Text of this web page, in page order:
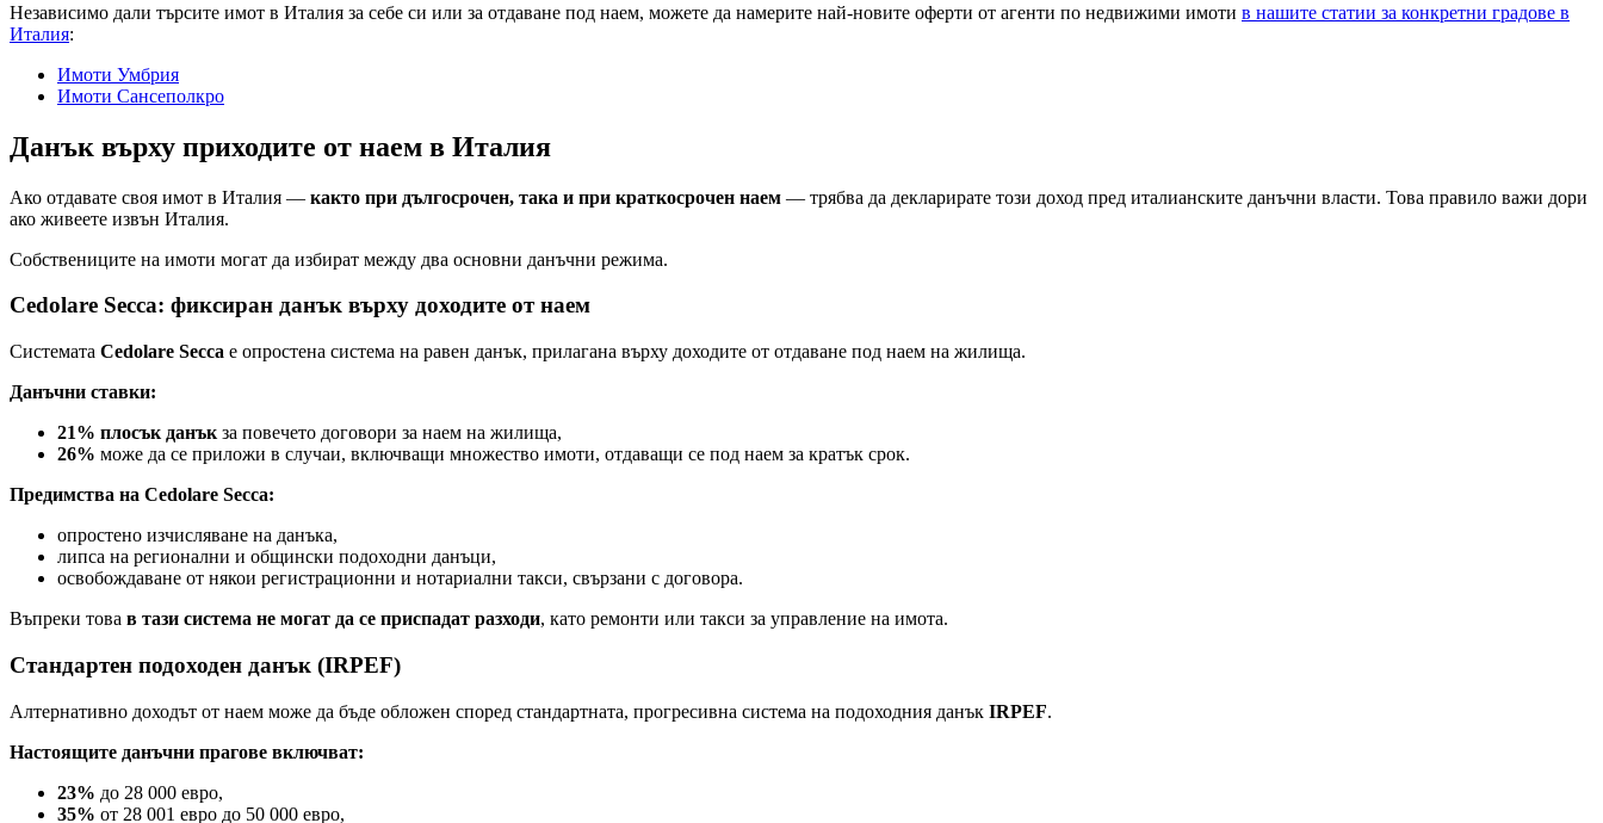
Независимо дали търсите имот в Италия за себе си или за отдаване под наем, можете да намерите най-новите оферти от агенти по недвижими имоти в нашите статии за конкретни градове в
Италия:
Имоти Умбрия
Имоти Сансеполкро
Данък върху приходите от наем в Италия
Ако отдавате своя имот в Италия — както при дългосрочен, така и при краткосрочен наем — трябва да декларирате този доход пред италианските данъчни власти. Това правило важи дори
ако живеете извън Италия.
Собствениците на имоти могат да избират между два основни данъчни режима.
Cedolare Secca: фиксиран данък върху доходите от наем
Системата Cedolare Secca е опростена система на равен данък, прилагана върху доходите от отдаване под наем на жилища.
Данъчни ставки:
21% плосък данък за повечето договори за наем на жилища,
26% може да се приложи в случаи, включващи множество имоти, отдаващи се под наем за кратък срок.
Предимства на Cedolare Secca:
опростено изчисляване на данъка,
липса на регионални и общински подоходни данъци,
освобождаване от някои регистрационни и нотариални такси, свързани с договора.
Въпреки това в тази система не могат да се приспадат разходи, като ремонти или такси за управление на имота.
Стандартен подоходен данък (IRPEF)
Алтернативно доходът от наем може да бъде обложен според стандартната, прогресивна система на подоходния данък IRPEF.
Настоящите данъчни прагове включват:
23% до 28 000 евро,
35% от 28 001 евро до 50 000 евро,